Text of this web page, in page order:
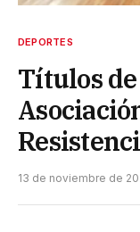
DEPORTES
Títulos de
13 de noviembre de